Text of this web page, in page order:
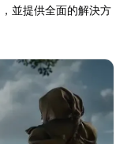
並提供全面的解決方